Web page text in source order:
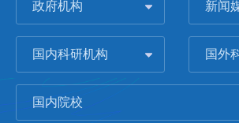
政府机构 新闻
国内科研机构 国外
国内院校